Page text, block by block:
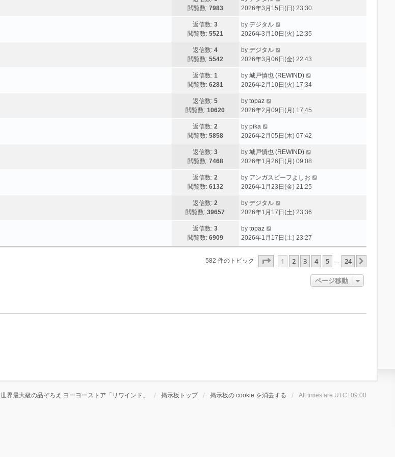
閲覧数: 7983
2026年3月15日(日) 23:30
返信数:3
閲覧数: 5521
by デジタル
2026年3月10日(火) 12:35
返信数:4
閲覧数: 5542
by デジタル
2026年3月06日(金) 22:43
返信数:1
閲覧数: 6281
by 城戸慎也 (REWIND)
2026年2月10日(火) 17:34
返信数:5
閲覧数:10620
by topaz
2026年2月09日(月) 17:45
返信数:2
閲覧数: 5858
by pika
2026年2月05日(木) 07:42
返信数:3
閲覧数: 7468
by 城戸慎也 (REWIND)
2026年1月26日(月) 09:08
返信数:2
閲覧数: 6132
by アンガスビーフよしお
2026年1月23日(金) 21:25
返信数:2
閲覧数:39657
by デジタル
2026年1月17日(土) 23:36
返信数:3
閲覧数: 6909
by topaz
2026年1月17日(土) 23:27
582 件のトピック ページ1 ／24
1 2 3 4 5 24
ページ移動
世界最大級の品ぞろえ ヨーヨーストア「リワインド」 掲示板トップ 掲示板の cookie を消去する All times are UTC+09:00